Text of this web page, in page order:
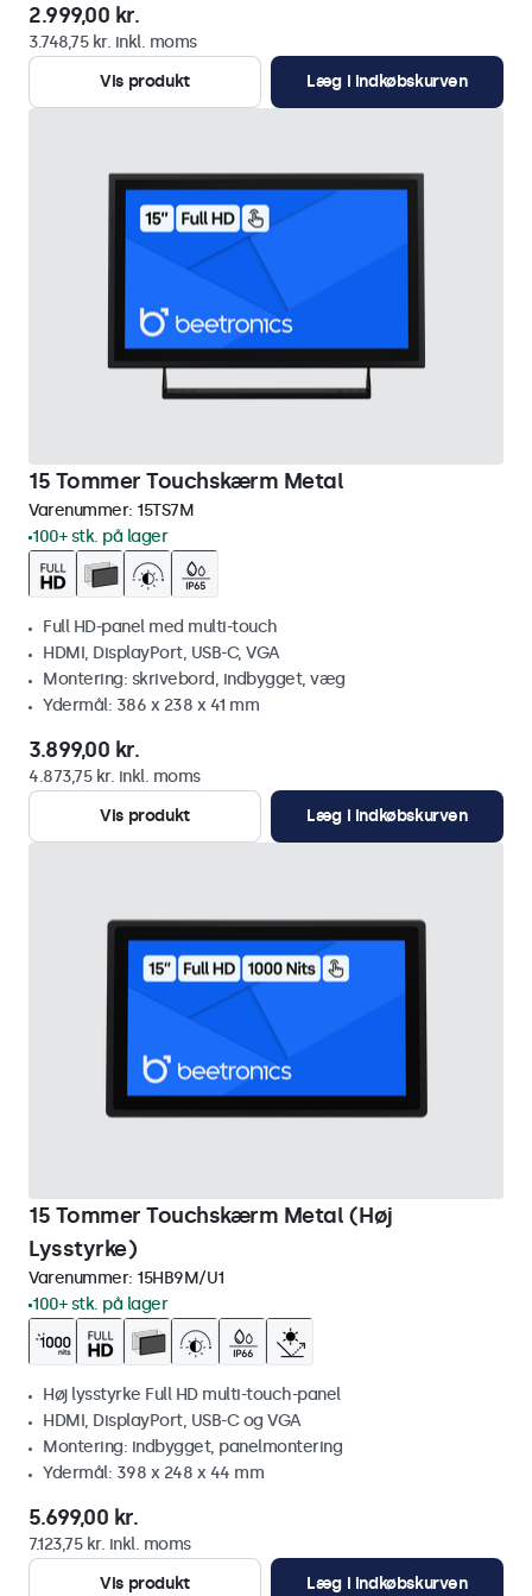
2.999,00 kr.
3.748,75 kr. inkl. moms
Vis produkt
Læg i indkøbskurven
15 Tommer Touchskærm Metal
Varenummer: 15TS7M
100+ stk. på lager
Full HD-panel med multi-touch
HDMI, DisplayPort, USB-C, VGA
Montering: skrivebord, indbygget, væg
Ydermål: 386 x 238 x 41 mm
3.899,00 kr.
4.873,75 kr. inkl. moms
Vis produkt
Læg i indkøbskurven
15 Tommer Touchskærm Metal (Høj
Lysstyrke)
Varenummer: 15HB9M/U1
100+ stk. på lager
Høj lysstyrke Full HD multi-touch-panel
HDMI, DisplayPort, USB-C og VGA
Montering: indbygget, panelmontering
Ydermål: 398 x 248 x 44 mm
5.699,00 kr.
7.123,75 kr. inkl. moms
Vis produkt
Læg i indkøbskurven